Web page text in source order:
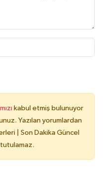
kabul etmiş bulunuyor
Yazılan yorumlardan
| Son Dakika Güncel